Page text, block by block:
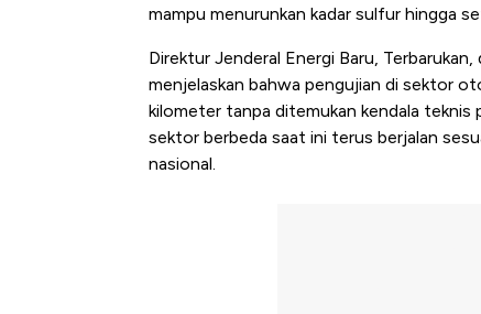
mampu menurunkan kadar sulfur hingga
Direktur Jenderal Energi Baru,
menjelaskan bahwa pengujian di sektor
kilometer tanpa ditemukan kendala teknis
sektor berbeda saat ini terus berjalan
nasional.